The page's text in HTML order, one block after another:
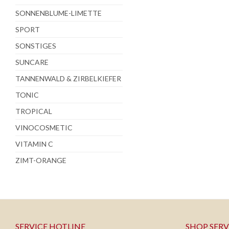
SONNENBLUME-LIMETTE
SPORT
SONSTIGES
SUNCARE
TANNENWALD & ZIRBELKIEFER
TONIC
TROPICAL
VINOCOSMETIC
VITAMIN C
ZIMT-ORANGE
SERVICE HOTLINE SHOP